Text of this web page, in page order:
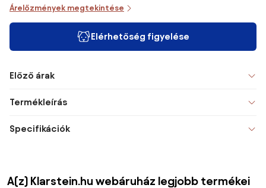
Árelőzmények megtekintése
Elérhetőség figyelése
Előző árak
Termékleírás
Specifikációk
A(z) Klarstein.hu webáruház legjobb termékei